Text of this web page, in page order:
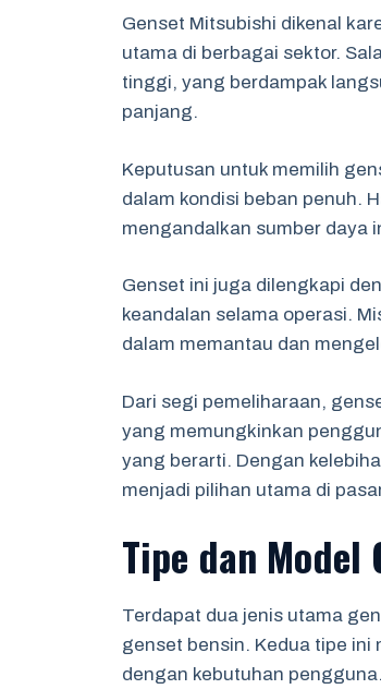
Genset Mitsubishi dikenal
utama di berbagai sektor.
tinggi, yang berdampak
panjang.
Keputusan untuk memilih
dalam kondisi beban penuh.
mengandalkan sumber daya
Genset ini juga dilengkapi
keandalan selama operasi.
dalam memantau dan
Dari segi pemeliharaan,
yang memungkinkan
yang berarti. Dengan
menjadi pilihan utama di
Tipe dan
Terdapat dua jenis utama
genset bensin. Kedua tipe
dengan kebutuhan pengguna.